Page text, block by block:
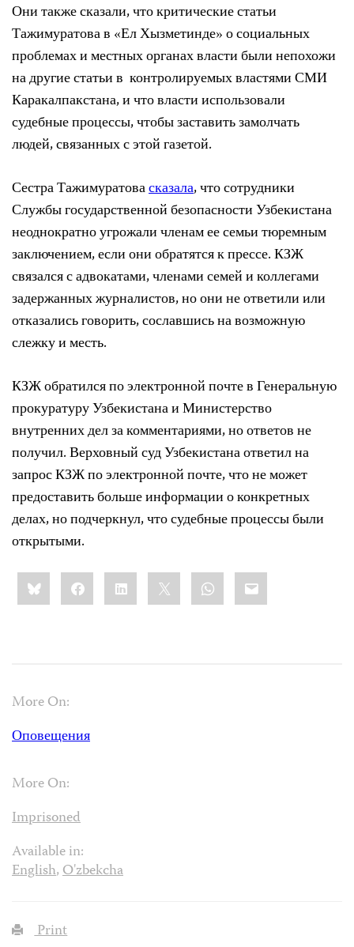
Они также сказали, что критические статьи
Тажимуратова в «Ел Хызметинде» о социальных
проблемах и местных органах власти были непохожи
на другие статьи в контролируемых властями СМИ
Каракалпакстана, и что власти использовали
судебные процессы, чтобы заставить замолчать
людей, связанных с этой газетой.
Сестра Тажимуратовасказала, что сотрудники
Службы государственной безопасности Узбекистана
неоднократно угрожали членам ее семьи тюремным
заключением, если они обратятся к прессе. КЗЖ
связался с адвокатами, членами семей и коллегами
задержанных журналистов, но они не ответили или
отказались говорить, сославшись на возможную
слежку и месть.
КЗЖ обратился по электронной почте в Генеральную
прокуратуру Узбекистана и Министерство
внутренних дел за комментариями, но ответов не
получил. Верховный суд Узбекистана ответил на
запрос КЗЖ по электронной почте, что не может
предоставить больше информации о конкретных
делах, но подчеркнул, что судебные процессы были
открытыми.
Share
this:BlueskyFacebookLinkedIn WhatsApp
Email
More On:
Оповещения
More On:
Imprisoned
Available in:
English,O'zbekcha
Print